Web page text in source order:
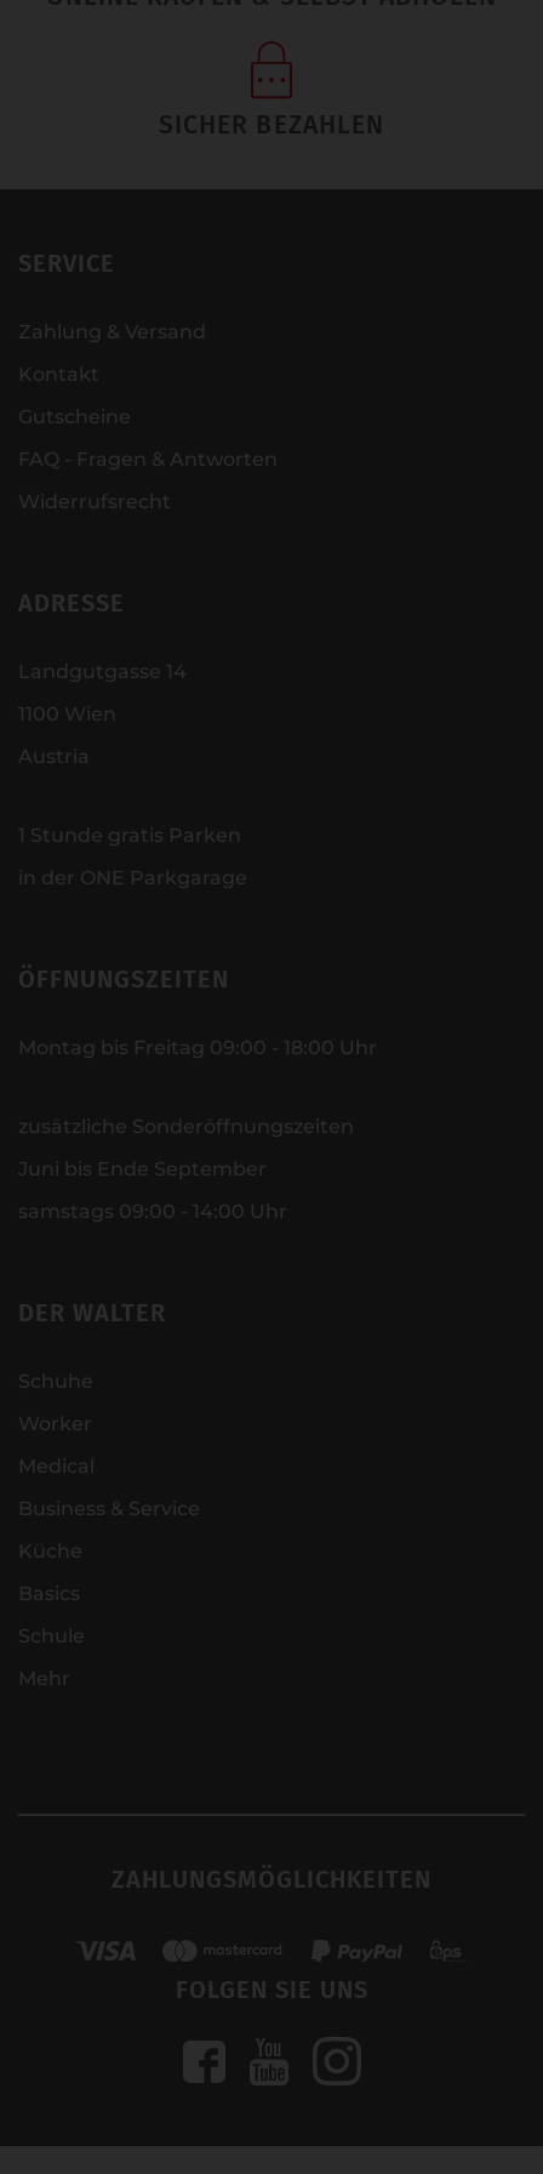
SICHER BEZAHLEN
SERVICE
Zahlung & Versand
Kontakt
Gutscheine
FAQ - Fragen & Antworten
Widerrufsrecht
ADRESSE
Landgutgasse 14
1100 Wien
Austria
1 Stunde gratis Parken
in der ONE Parkgarage
ÖFFNUNGSZEITEN
Montag bis Freitag 09:00 - 18:00 Uhr
zusätzliche Sonderöffnungszeiten
Juni bis Ende September
samstags 09:00 - 14:00 Uhr
DER WALTER
Schuhe
Worker
Medical
Business & Service
Küche
Basics
Schule
Mehr
ZAHLUNGSMÖGLICHKEITEN
FOLGEN SIE UNS